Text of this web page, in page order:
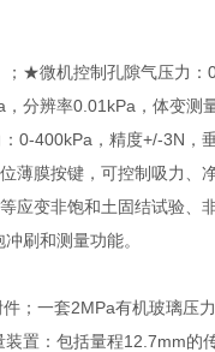
★微机控制孔隙气压力：
，分辨率0.01kPa ，体变测
0-400kPa ，精度+/-3N ，
位薄膜按键，可控制吸力、
应变非饱和土固结试验、
刷和测量功能。
；一套2MPa有机玻璃压
置：包括量程12.7mm的